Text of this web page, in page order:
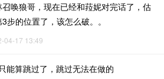
唤狼哥，现在已经和菈妮对完话了，估
步的位置了，该怎么破。。
04-17 13:49
能算跳过了，跳过无法在做的